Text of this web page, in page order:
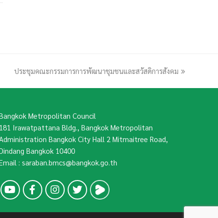
next
ประชุมคณะกรรมการการพัฒนาชุมชนและสวัสดิการสังคม
Metropolitan Council
Irawatpattana Bldg., Bangkok Metropolitan
Bangkok City Hall 2 Mitmaitree Road,
Bangkok 10400
: saraban.bmcs@bangkok.go.th